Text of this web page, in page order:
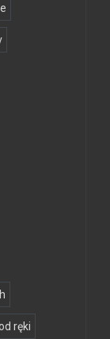
ręki